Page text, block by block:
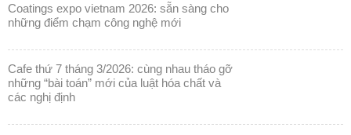
coatings expo vietnam 2026: sẵn sàng cho
những điểm chạm công nghệ mới
cafe thứ 7 tháng 3/2026: cùng nhau tháo gỡ
những “bài toán” mới của luật hóa chất và
các nghị định